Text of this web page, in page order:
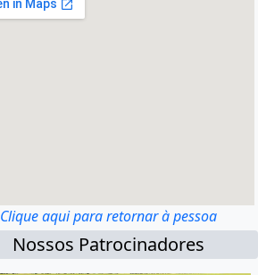
Clique aqui para retornar à pessoa
Nossos Patrocinadores